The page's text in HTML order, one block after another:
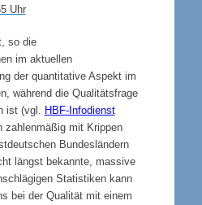
Uhr
so die
im aktuellen
der quantitative Aspekt im
während die Qualitätsfrage
ist (vgl. HBF-Infodienst
zahlenmäßig mit Krippen
Bundesländern
längst bekannte, massive
Statistiken kann
bei der Qualität mit einem